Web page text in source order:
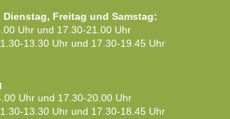
Dienstag, Freitag und Samstag:
Uhr und 17.30-21.00 Uhr
13.30 Uhr und 17.30-19.45 Uhr
Uhr und 17.30-20.00 Uhr
13.30 Uhr und 17.30-18.45 Uhr